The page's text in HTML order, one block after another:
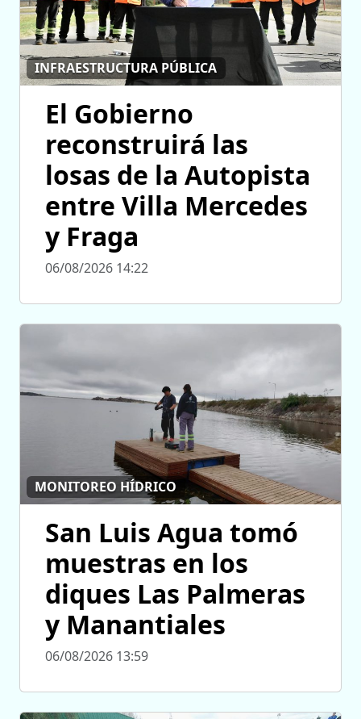
INFRAESTRUCTURA PÚBLICA
El Gobierno
reconstruirá las
losas de la Autopista
entre Villa Mercedes
y Fraga
06/08/2026 14:22
MONITOREO HÍDRICO
San Luis Agua tomó
muestras en los
diques Las Palmeras
y Manantiales
06/08/2026 13:59